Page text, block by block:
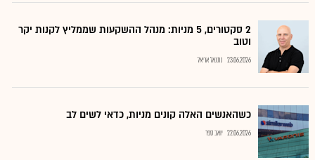
2 סקטורים, 5 מניות: מנהל ההשקעות שממליץ לקנות יקר
וטוב
23.06.2026 נתנאל אריאל
כשהאנשים האלה קונים מניות, כדאי לשים לב
22.06.2026 יואב ספר